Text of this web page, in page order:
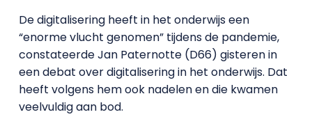
De digitalisering heeft in het onderwijs een
“enorme vlucht genomen” tijdens de pandemie,
constateerde Jan Paternotte (D66) gisteren in
een debat over digitalisering in het onderwijs. Dat
heeft volgens hem ook nadelen en die kwamen
veelvuldig aan bod.